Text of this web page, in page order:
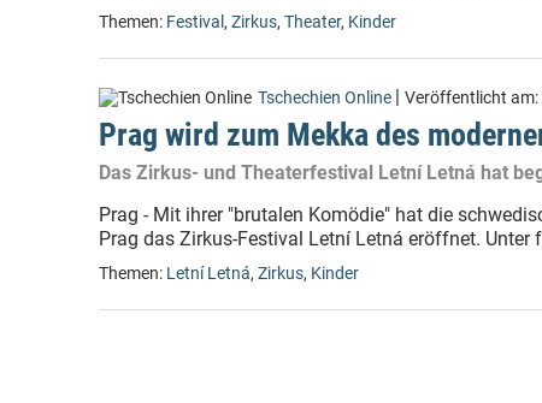
Themen: Festival , Zirkus, Theater, Kinder
Tschechien Online | Veröffentlicht am:
Prag wird zum Mekka des
Das Zirkus- und Theaterfestival Letní Letná hat
Prag - Mit ihrer "brutalen Komödie" hat die
Prag das Zirkus-Festival Letní Letná eröffnet. Unter
Themen: Letní Letná, Zirkus, Kinder